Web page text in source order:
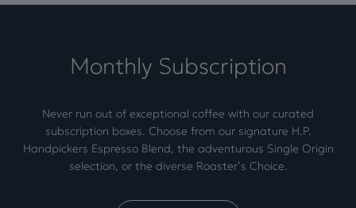
Monthly Subscription
Never run out of exceptional coffee with our curated
subscription boxes. Choose from our signature H.P.
Handpickers Espresso Blend, the adventurous Single Origin
selection, or the diverse Roaster’s Choice.